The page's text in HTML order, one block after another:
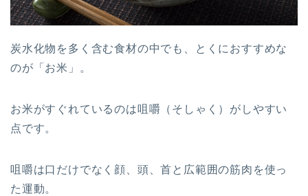
炭水化物を多く含む食材の中でも、とくにおすすめな
のが「お米」。
お米がすぐれているのは咀嚼（そしゃく）がしやすい
点です。
咀嚼は口だけでなく顔、頭、首と広範囲の筋肉を使っ
た運動。